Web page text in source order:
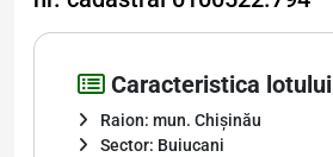
Caracteristica lotului
Raion: mun. Chișinău
Sector: Buiucani